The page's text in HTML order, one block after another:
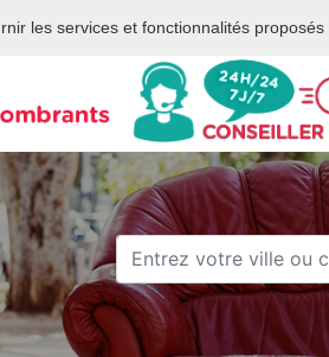
publics ou des services de la mairie de
les services et fonctionnalités